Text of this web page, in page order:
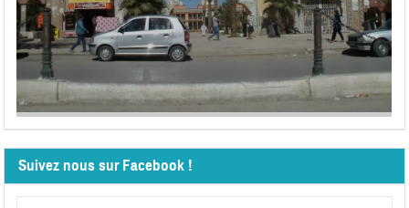
Suivez nous sur Facebook !